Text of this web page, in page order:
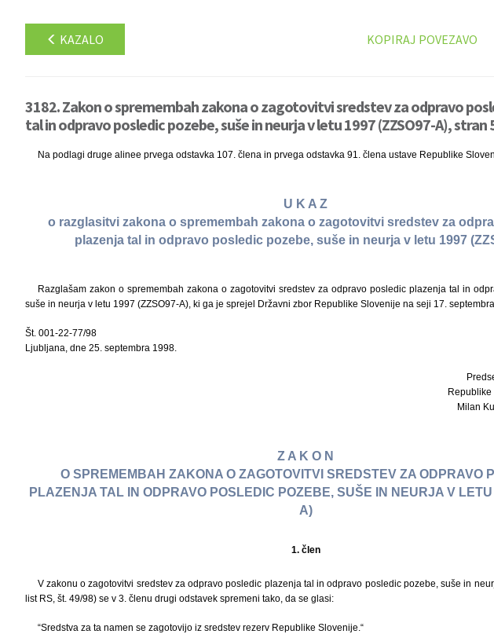
KAZALO KOPIRAJ POVEZAVO
3182. Zakon o spremembah zakona o zagotovitvi sredstev za odpravo
tal in odpravo posledic pozebe, suše in neurja v letu 1997 (ZZSO97-A), stran
Na podlagi druge alinee prvega odstavka 107. člena in prvega odstavka 91. člena ustave Republike
U K A Z
o razglasitvi zakona o spremembah zakona o zagotovitvi sredstev za
plazenja tal in odpravo posledic pozebe, suše in neurja v letu 1997
Razglašam zakon o spremembah zakona o zagotovitvi sredstev za odpravo posledic plazenja tal in
suše in neurja v letu 1997 (ZZSO97-A), ki ga je sprejel Državni zbor Republike Slovenije na seji 17.
Št. 001-22-77/98
Ljubljana, dne 25. septembra 1998.
Republike
Milan
Z A K O N
O SPREMEMBAH ZAKONA O ZAGOTOVITVI SREDSTEV ZA ODPRAVO
PLAZENJA TAL IN ODPRAVO POSLEDIC POZEBE, SUŠE IN NEURJA V
A)
1. člen
V zakonu o zagotovitvi sredstev za odpravo posledic plazenja tal in odpravo posledic pozebe, suše in
list RS, št. 49/98) se v 3. členu drugi odstavek spremeni tako, da se glasi:
“Sredstva za ta namen se zagotovijo iz sredstev rezerv Republike Slovenije.“